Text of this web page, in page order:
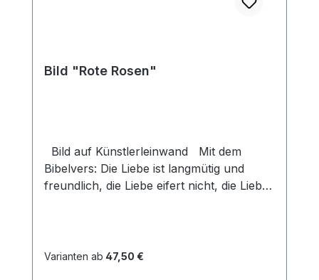
Bild "Rote Rosen"
Bild auf Künstlerleinwand Mit dem
Bibelvers: Die Liebe ist langmütig und
freundlich, die Liebe eifert nicht, die Liebe
Länge 120cm wird für den Versand
Varianten ab 47,50 €